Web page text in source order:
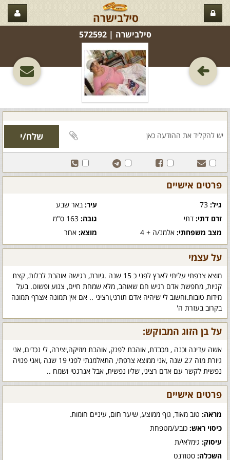
סילבישרה
סילבישרה‏ | 572592
פרטים אישיים
גיל: עיר:באר שבע
זרם דתי: דתי גובה:163 ס"מ
מצב משפחתי: אלמנ/ה + 4 מוצא:אחר
על עצמי
מוצא צרפתי עליתי לארץ לפני כ 15 שנה .גיורת, רגישה אוהבת לבלות, קצת
קניות, מחפשת אדם רגיש חם שאוהב, מלא שמחת חיים, צנוע ופשוט. בעל
מידות טובות.וחשוב לי שיהיה אדם תורני,ורציני .. אם אין תמונה אצרף תמונה
בקרוב בעזרת ה'
על בן הזוג המבוקש:
אשה עדינה וכנה , מכבדת, אוהבת לפנק, אוהבת מוזיקה,יצירה, לי נכדים, אני
גיורת מזה 27 שנה ,אני ממוצא צרפתי, התאלמנתי לפני 19 שנה ,ואני פנויה
נפשית לקשר עם אדם רציני, שליו נפשית, אבל אנרגטי ושמח ..
פרטים אישיים
מראה: טוב מאוד, גוף ממוצע, שיער חום, עיניים חומות.
כיסוי ראש: כובע/מטפחת
עיסוק: גימלאי/ת
השכלה: סטודנט